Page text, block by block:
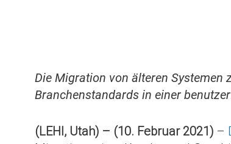
Die Migration von älteren
Branchenstandards in einer
(LEHI, Utah) – (10. Februar 2021) –